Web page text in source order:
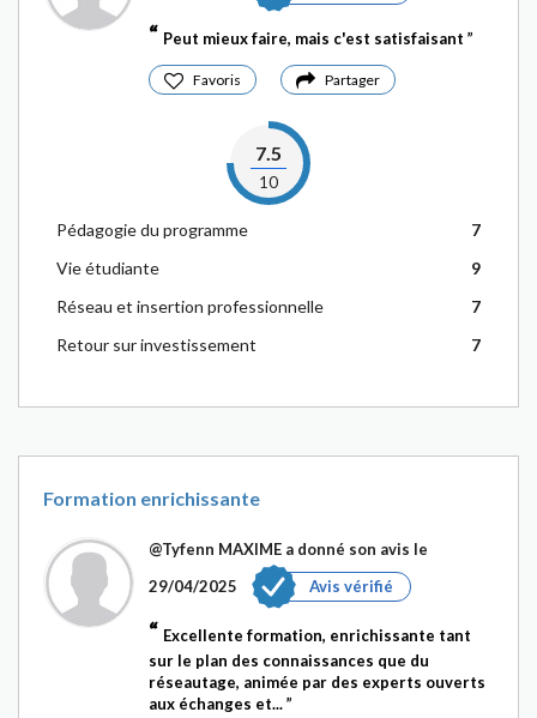
Peut mieux faire, mais c'est satisfaisant
Favoris Partager
7.5
10
Pédagogie du programme
7
Vie étudiante
9
Réseau et insertion professionnelle
7
Retour sur investissement
7
Formation enrichissante
@Tyfenn MAXIME a donné son avis le
29/04/2025
Avis vérifié
Excellente formation, enrichissante tant
sur le plan des connaissances que du
réseautage, animée par des experts ouverts
aux échanges et...